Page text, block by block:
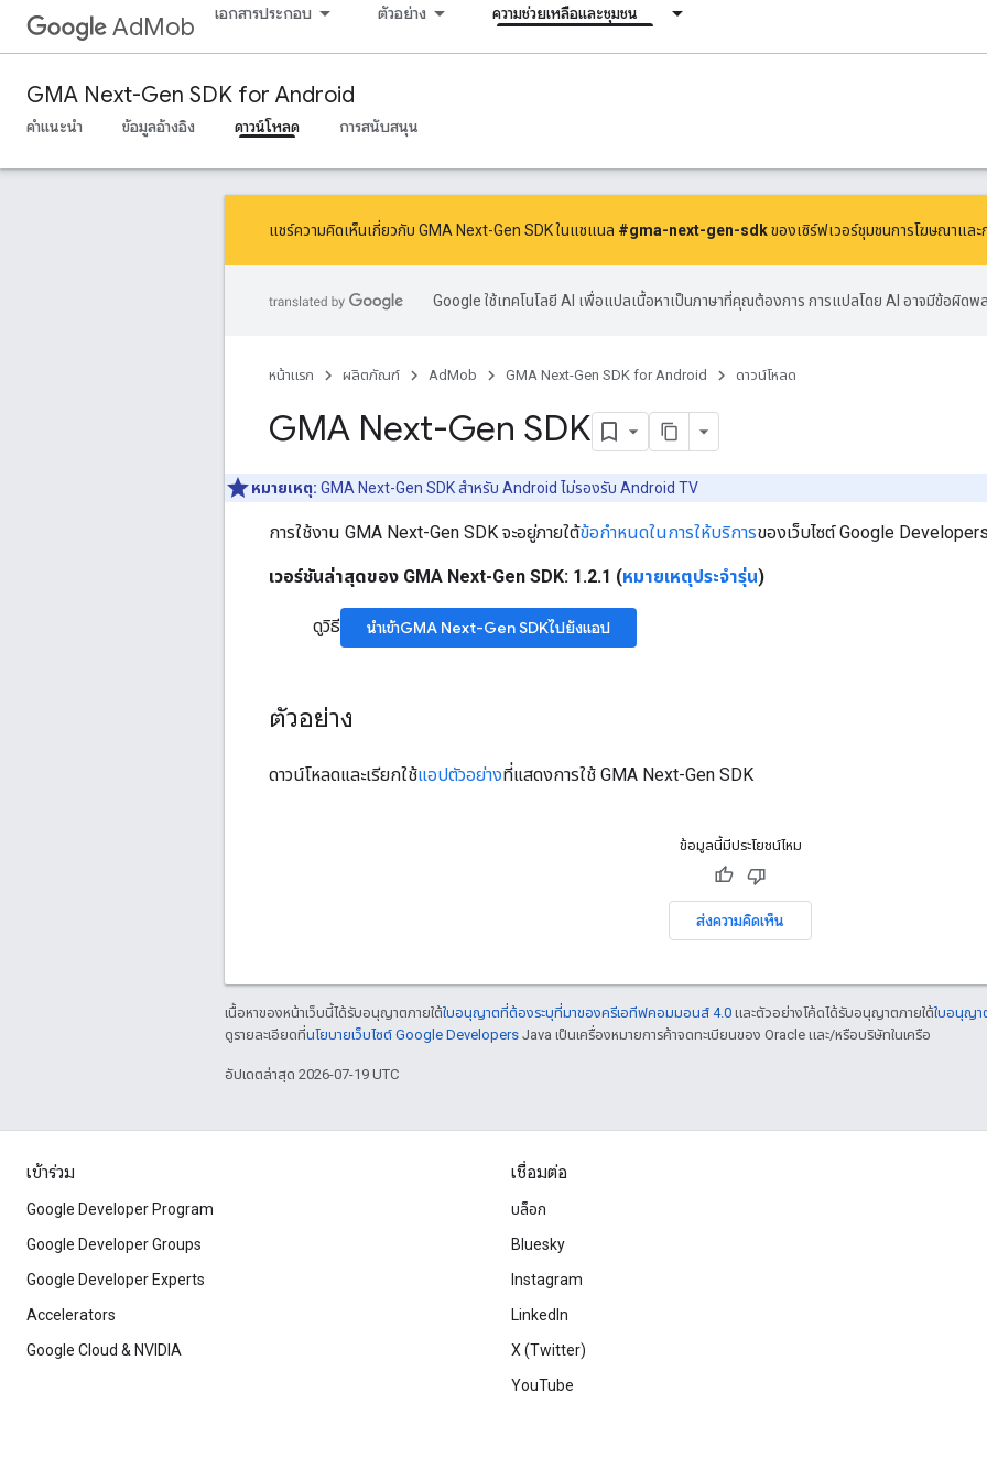
AdMob เอกสารประกอบ ตัวอย่าง ความช่วยเหลือและชุมชน
GMA Next-Gen SDK for Android
คำแนะนำ ข้อมูลอ้างอิง ดาวน์โหลด การสนับสนุน
แชร์ความคิดเห็นเกี่ยวกับ GMA Next-Gen SDK ในแชแนล #gma-next-gen-sdkของเซิร์ฟเวอร์ชุมชนการโฆษณาแล
Google ใช้เทคโนโลยี AI เพื่อแปลเนื้อหาเป็นภาษาที่คุณต้องการ การแปลโดย AI อาจมีข้อผิดพ
หน้าแรก ผลิตภัณฑ์ AdMob GMA Next-Gen SDK for Android ดาวน์โหลด
GMA Next-Gen SDK
หมายเหตุ: GMA Next-Gen SDKสำหรับ Android ไม่รองรับ Android TV
การใช้งาน GMA Next-Gen SDK จะอยู่ภายใต้ข้อกำหนดในการให้บริการของเว็บไซต์ Google
เวอร์ชันล่าสุดของ GMA Next-Gen SDK: 1.2.1 (หมายเหตุประจำรุ่น)
ดูวิธี นำเข้าGMA Next-Gen SDKไปยังแอป
ตัวอย่าง
ดาวน์โหลดและเรียกใช้แอปตัวอย่างที่แสดงการใช้ GMA Next-Gen SDK
ข้อมูลนี้มีประโยชน์ไหม
ส่งความคิดเห็น
เนื้อหาของหน้าเว็บนี้ได้รับอนุญาตภายใต้ใบอนุญาตที่ต้องระบุที่มาของครีเอทีฟคอมมอนส์ 4.0 และตัวอย่างโค้ดได้รับอนุญาตภายใต้ใบอนุญา
ดูรายละเอียดที่นโยบายเว็บไซต์ Google Developers Java เป็นเครื่องหมายการค้าจดทะเบียนของ Oracle และ/หรือบริษัทในเครือ
อัปเดตล่าสุด 2026-07-19 UTC
เข้าร่วม
Google Developer Program
Google Developer Groups
Google Developer Experts
Accelerators
Google Cloud & NVIDIA
เชื่อมต่อ
บล็อก
Bluesky
Instagram
LinkedIn
X (Twitter)
YouTube